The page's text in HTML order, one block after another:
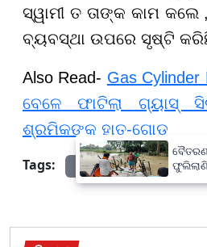
ସ୍ୱାମୀ ତ ତାଙ୍କ କାମ
ବ୍ୟବସ୍ଥା ଉପରେ ସୃଷ୍ଟି
Also Read- Gas
ବେଳେ ଫାଟିଲା ଗ୍ୟାସ୍
ଶ୍ରମିକଙ୍କ ହାତ-ଗୋଡ଼
Tags:
Odisha News
ଫୁଲିଲାଣି